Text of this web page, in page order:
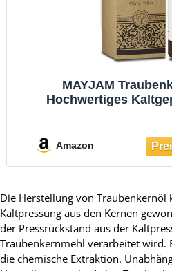
MAYJAM
Hochwertiges
USDA
Amazon
Die Herstellung von Traubenkernöl
Kaltpressung aus den Kernen
der Pressrückstand aus der
Traubenkernmehl verarbeitet wird.
die chemische Extraktion.